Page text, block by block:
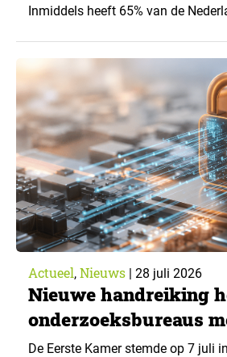
Inmiddels heeft 65% van de
van What’s Happening Online & AI?
jaarlijkse trendrapport van Ruigrok
advies over…
Actueel, Nieuws | 28 juli 2026
Nieuwe handreiking
onderzoeksbureaus
Cyberbeveiligingswet
De Eerste Kamer stemde op 7 juli